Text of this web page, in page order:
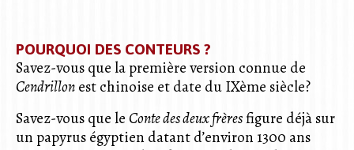
POURQUOI DES CONTEURS ?
Savez-vous que la première version connue de
Cendrillonest chinoise et date du IXème siècle?
Savez-vous que leConte des deux frèresfigure déjà sur
un papyrus égyptien datant d’environ 1300 ans